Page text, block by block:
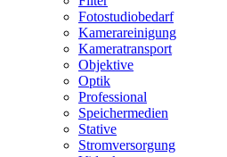
Fotostudiobedarf
Kamerareinigung
Kameratransport
Objektive
Optik
Professional
Speichermedien
Stative
Stromversorgung